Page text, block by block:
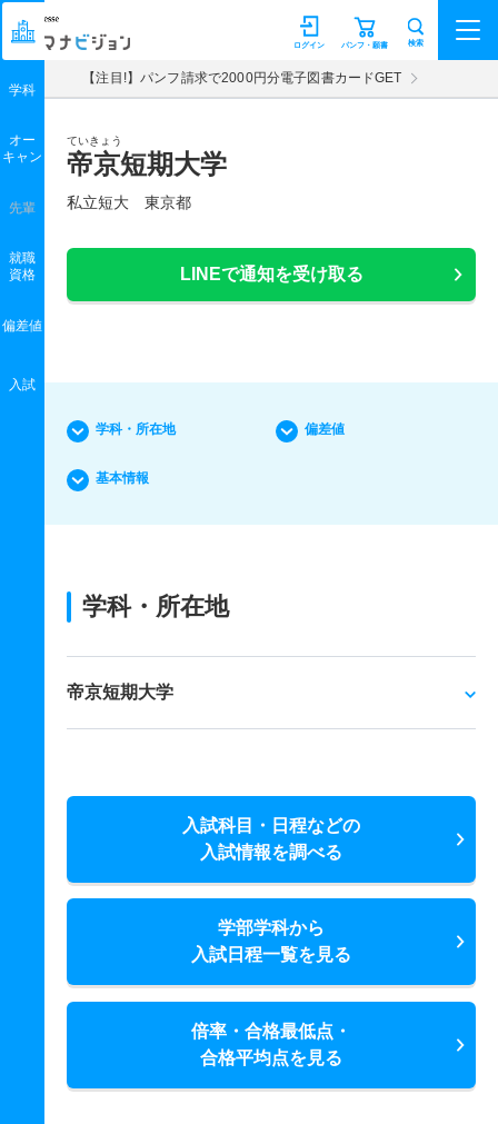
マナビジョン パンフ・願書
ログイン 検索
【注目!】パンフ請求で2000円分電子図書カードGET
ていきょう
帝京短期大学
私立短大 東京都
LINEで通知を受け取る
学科
オー
キャン
先輩
就職
資格
偏差値
入試
学科・所在地 偏差値
基本情報
学科・所在地
帝京短期大学
入試科目・日程などの
入試情報を調べる
学部学科から
入試日程一覧を見る
倍率・合格最低点・
合格平均点を見る